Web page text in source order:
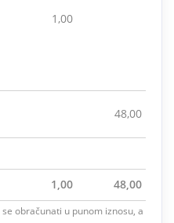
1,00
48,00
1,00 48,00
obračunati u punom iznosu, a